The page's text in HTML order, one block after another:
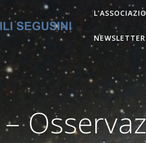
NEWSLETTER
–